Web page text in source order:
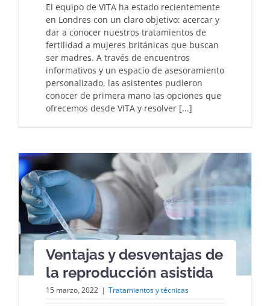
El equipo de VITA ha estado recientemente
en Londres con un claro objetivo: acercar y
dar a conocer nuestros tratamientos de
fertilidad a mujeres británicas que buscan
ser madres. A través de encuentros
informativos y un espacio de asesoramiento
personalizado, las asistentes pudieron
conocer de primera mano las opciones que
ofrecemos desde VITA y resolver [...]
Ventajas y desventajas de
la reproducción asistida
15 marzo, 2022 | Tratamientos y técnicas